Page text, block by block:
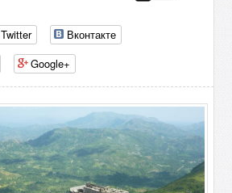
Twitter
Вконтакте
Google+